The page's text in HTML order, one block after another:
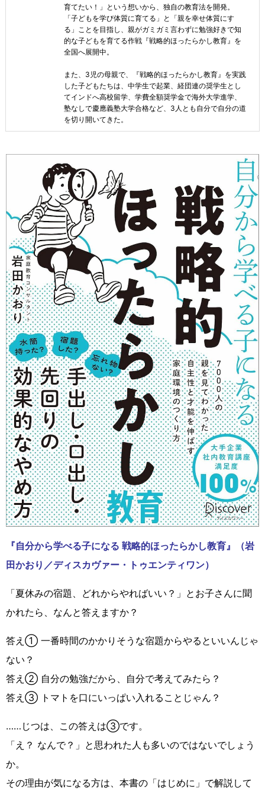
育てたい！」という想いから、独自の教育法を開発。
「子どもを学び体質に育てる」と「親を幸せ体質にす
る」ことを目指し、親がガミガミ言わずに勉強好きで知
的な子どもを育てる作戦『戦略的ほったらかし教育』を
全国へ展開中。
また、3児の母親で、『戦略的ほったらかし教育』を実践
した子どもたちは、中学生で起業、経団連の奨学生とし
てインドへ高校留学、学費全額奨学金で海外大学進学、
塾なしで慶應義塾大学合格など、3人とも自分で自分の道
を切り開いてきた。
『自分から学べる子になる 戦略的ほったらかし教育』（岩
田かおり／ディスカヴァー・トゥエンティワン）
「夏休みの宿題、どれからやればいい？」とお子さんに聞
かれたら、なんと答えますか？
答え① 一番時間のかかりそうな宿題からやるといいんじゃ
ない？
答え② 自分の勉強だから、自分で考えてみたら？
答え③ トマトを口にいっぱい入れることじゃん？
……じつは、この答えは③です。
「え？ なんで？」と思われた人も多いのではないでしょう
か。
その理由が気になる方は、本書の「はじめに」で解説して